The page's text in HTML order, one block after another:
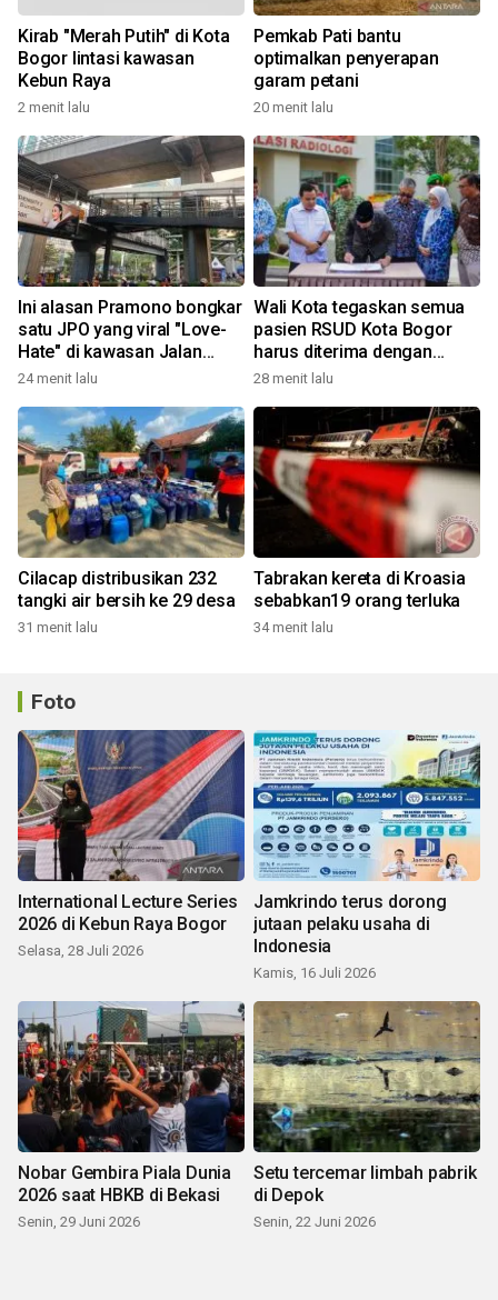
Kirab "Merah Putih" di Kota
Bogor lintasi kawasan
Kebun Raya
2 menit lalu
Pemkab Pati bantu
optimalkan penyerapan
garam petani
20 menit lalu
Ini alasan Pramono bongkar
satu JPO yang viral "Love-
Hate" di kawasan Jalan
Rasuna Said
24 menit lalu
Wali Kota tegaskan semua
pasien RSUD Kota Bogor
harus diterima dengan
profesional
28 menit lalu
Cilacap distribusikan 232
tangki air bersih ke 29 desa
31 menit lalu
Tabrakan kereta di Kroasia
sebabkan19 orang terluka
34 menit lalu
Foto
International Lecture Series
2026 di Kebun Raya Bogor
Selasa, 28 Juli 2026
Jamkrindo terus dorong
jutaan pelaku usaha di
Indonesia
Kamis, 16 Juli 2026
Nobar Gembira Piala Dunia
2026 saat HBKB di Bekasi
Senin, 29 Juni 2026
Setu tercemar limbah pabrik
di Depok
Senin, 22 Juni 2026